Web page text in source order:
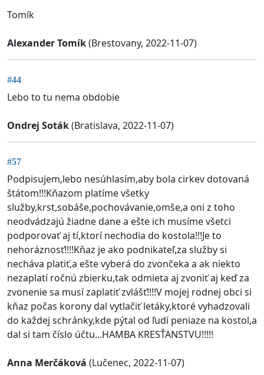
Tomík
Alexander Tomík(Brestovany, 2022-11-07)
#44
Lebo to tu nema obdobie
Ondrej Soták(Bratislava, 2022-11-07)
#57
Podpisujem,lebo nesúhlasím,aby bola cirkev dotovaná
štátom!!!Kňazom platíme všetky
služby,krst,sobáše,pochovávanie,omše,a oni z toho
neodvádzajú žiadne dane a ešte ich musíme všetci
podporovať aj tí,ktorí nechodia do kostola!!!Je to
nehoráznosť!!!!Kňaz je ako podnikateľ,za služby si
necháva platiť,a ešte vyberá do zvončeka a ak niekto
nezaplatí ročnú zbierku,tak odmieta aj zvoniť aj keď za
zvonenie sa musí zaplatiť zvlášť!!!!V mojej rodnej obci si
kňaz počas korony dal vytlačiť letáky,ktoré vyhadzovali
do každej schránky,kde pýtal od ľudí peniaze na kostol,a
dal si tam číslo účtu...HAMBA KRESŤANSTVU!!!!!
Anna Merčáková (Lučenec, 2022-11-07)